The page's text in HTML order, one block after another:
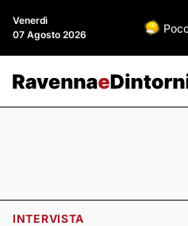
Venerdì
07 Agosto 2026
INTERVISTA